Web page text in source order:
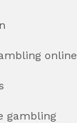
online
gambling